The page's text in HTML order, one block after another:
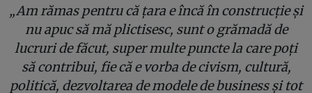
„Am rămas pentru că țara e încă în construcție și
nu apuc să mă plictisesc, sunt o grămadă de
lucruri de făcut, super multe puncte la care poți
să contribui, fie că e vorba de civism, cultură,
politică, dezvoltarea de modele de business și tot